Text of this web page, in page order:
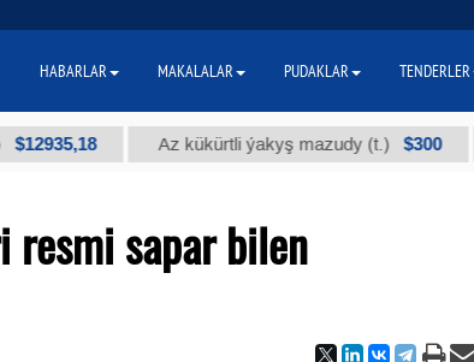
Az kükürtli ýakyş mazudy (t.) $300 "А"
resmi sapar bilen
HABARLAR MAKALALAR PUDAKLAR TENDERLER